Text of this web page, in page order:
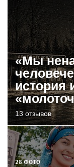
«Мы
история
13 отзывов
28 ФОТО